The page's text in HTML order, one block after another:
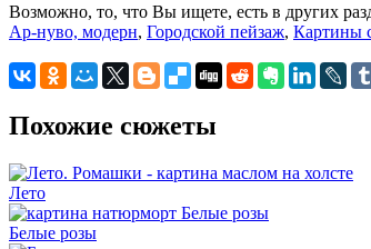
Возможно, то, что Вы ищете, есть в других
Ар-нуво, модерн, Городской пейзаж, Картины
Похожие сюжеты
Лето
Белые розы